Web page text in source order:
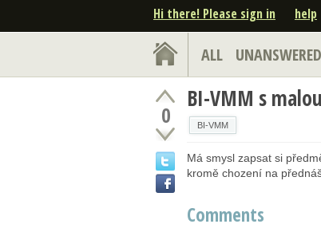
Hi there! Please sign in help
ALL UNANSWERED
0
BI-VMM s
BI-VMM
Má smysl zapsat si
kromě chození na
Comments